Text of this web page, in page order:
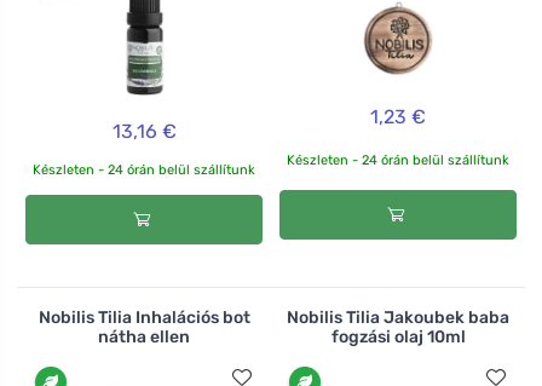
13,16 €
Készleten - 24 órán belül szállítunk
1,23 €
Készleten - 24 órán belül szállítunk
Nobilis Tilia Inhalációs bot
nátha ellen
Nobilis Tilia Jakoubek baba
fogzási olaj 10ml